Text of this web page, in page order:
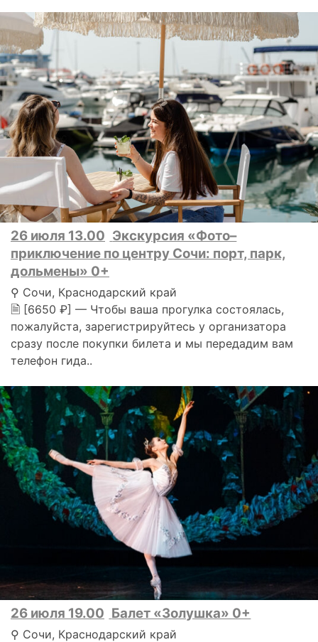
26 июля 13.00 Экскурсия «Фото–
приключение по центру Сочи: порт, парк,
дольмены» 0+
⚲ Сочи, Краснодарский край
🗎 [6650 ₽] — Чтобы ваша прогулка состоялась,
пожалуйста, зарегистрируйтесь у организатора
сразу после покупки билета и мы передадим вам
телефон гида..
26 июля 19.00 Балет «Золушка» 0+
⚲ Сочи, Краснодарский край